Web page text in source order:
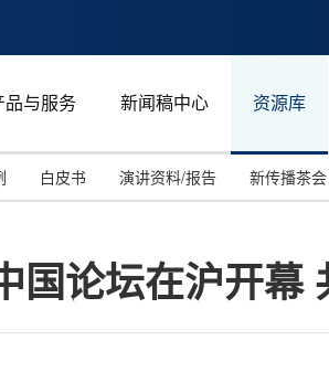
品与服务 新闻稿中心 资源库
白皮书 演讲资料/报告 新传播茶会
国论坛在沪开幕